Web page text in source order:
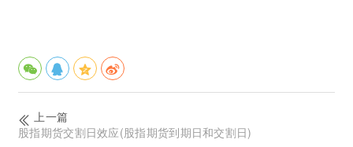
上一篇
股指期货交割日效应(股指期货到期日和交割日)